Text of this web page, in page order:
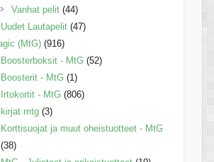
Vanhat pelit (44)
Uudet Lautapelit (47)
(MtG) (916)
Boosterboksit - MtG (52)
Boosterit - MtG (1)
Irtokortit - MtG (806)
kirjat mtg (3)
Korttisuojat ja muut oheistuotteet - MtG
(38)